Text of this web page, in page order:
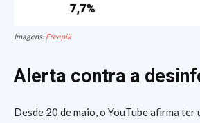
Imagens:Freepik
Alerta contra a
Desde 20 de maio, o YouTube afirma ter